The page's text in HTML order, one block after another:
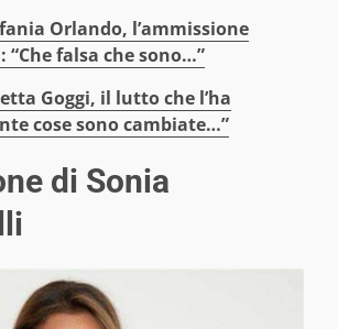
Orlando, l’ammissione
falsa che sono…”
Goggi, il lutto che l’ha
cose sono cambiate…”
di Sonia